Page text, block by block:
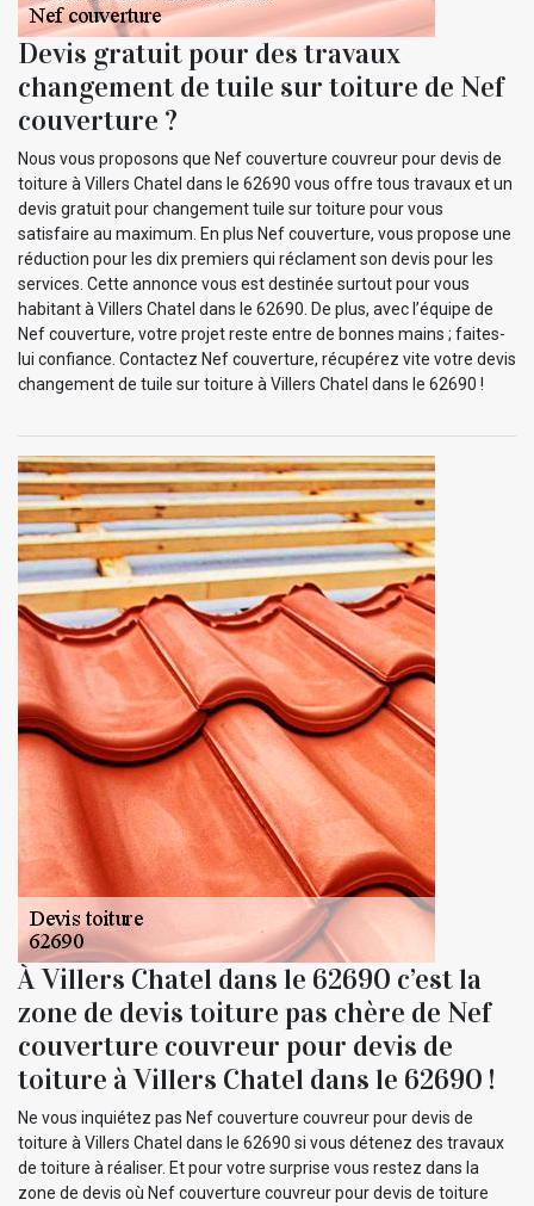
Devis gratuit pour des travaux
changement de tuile sur toiture de Nef
couverture ?
Nous vous proposons que Nef couverture couvreur pour devis de
toiture à Villers Chatel dans le 62690 vous offre tous travaux et un
devis gratuit pour changement tuile sur toiture pour vous
satisfaire au maximum. En plus Nef couverture, vous propose une
réduction pour les dix premiers qui réclament son devis pour les
services. Cette annonce vous est destinée surtout pour vous
habitant à Villers Chatel dans le 62690. De plus, avec l’équipe de
Nef couverture, votre projet reste entre de bonnes mains ; faites-
lui confiance. Contactez Nef couverture, récupérez vite votre devis
changement de tuile sur toiture à Villers Chatel dans le 62690 !
À Villers Chatel dans le 62690 c’est la
zone de devis toiture pas chère de Nef
couverture couvreur pour devis de
toiture à Villers Chatel dans le 62690 !
Ne vous inquiétez pas Nef couverture couvreur pour devis de
toiture à Villers Chatel dans le 62690 si vous détenez des travaux
de toiture à réaliser. Et pour votre surprise vous restez dans la
zone de devis où Nef couverture couvreur pour devis de toiture